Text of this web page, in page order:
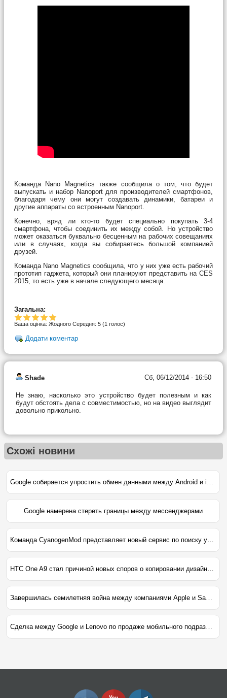
Команда Nano Magnetics также сообщила о том, что будет
выпускать и набор Nanoport для производителей смартфонов,
благодаря чему они могут создавать динамики, батареи и
другие аппараты со встроенным Nanoport.
Конечно, вряд ли кто-то будет специально покупать 3-4
смартфона, чтобы соединить их между собой. Но устройство
может оказаться буквально бесценным на рабочих совещаниях
или в случаях, когда вы собираетесь большой компанией
друзей.
Команда Nano Magnetics сообщила, что у них уже есть рабочий
прототип гаджета, который они планируют представить на CES
2015, то есть уже в начале следующего месяца.
Загальна:
Ваша оцінка: Жодного Середня: 5 (1 голос)
Додати коментар
Shade Сб, 06/12/2014 - 16:50
Не знаю, насколько это устройство будет полезным и как
будут обстоять дела с совместимостью, но на видео выглядит
довольно прикольно.
Схожі новини
Google намерена стереть границы между мессенджерами
Команда CyanogenMod представляет новый сервис по поиску устройств
HTC One A9 стал причиной новых споров о копировании дизайна между производителями
Завершилась семилетняя война между компаниями Apple и Samsung
Сделка между Google и Lenovo по продаже мобильного подразделения Motorola официально завершена